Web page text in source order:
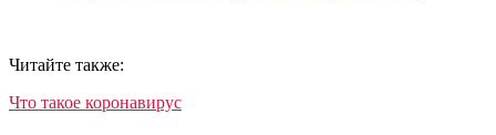
Читайте также:
Что такое коронавирус